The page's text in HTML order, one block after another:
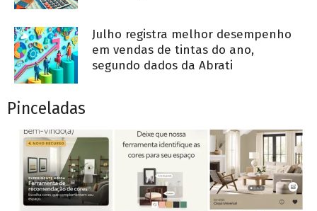
Julho registra melhor desempenho
em vendas de tintas do ano,
segundo dados da Abrati
Pinceladas